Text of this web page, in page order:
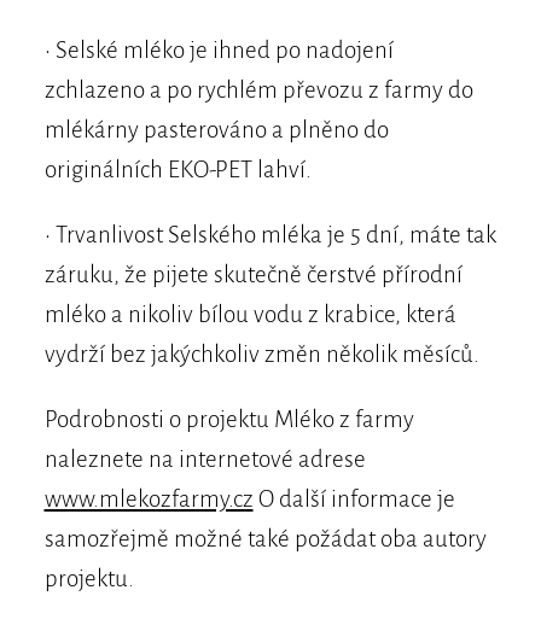
• Selské mléko je ihned po nadojení
zchlazeno a po rychlém převozu z farmy do
mlékárny pasterováno a plněno do
originálních EKO-PET lahví.
• Trvanlivost Selského mléka je 5 dní, máte tak
záruku, že pijete skutečně čerstvé přírodní
mléko a nikoliv bílou vodu z krabice, která
vydrží bez jakýchkoliv změn několik měsíců.
Podrobnosti o projektu Mléko z farmy
naleznete na internetové adrese
www.mlekozfarmy.cz O další informace je
samozřejmě možné také požádat oba autory
projektu.